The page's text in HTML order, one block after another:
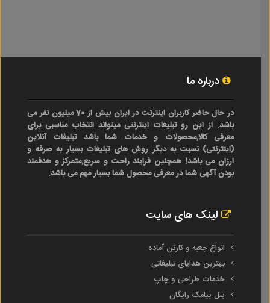
درباره ما
در حال حاضر کاربران اینترنت در ایران بیش از 70 میلیون نفر می
باشد. از این رو تبلیغات اینترنتی میتواند انتخاب مناسبی برای
معرفی کالا,محصولات و خدمات شما باشد تبلیغات آنلاین
(اینترنتی) نسبت به دیگر روش های تبلیغات بسیار به صرفه و
ارزان می باشد! همچنین فرایند راحت و سریع,متمرکز و هدفمند
بودن آگهی شما در معرفی محصول شما بسیار مهم می باشد.
لینک های سایت
انواع جعبه و کارتن آماده
بهترین هدایای تبلیغاتی
خدمات طراحی و چاپ
پنل پیامک رایگان